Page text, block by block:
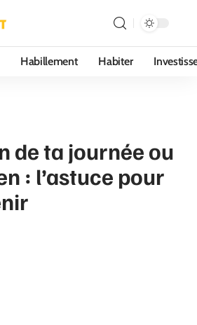
Habillement Habiter
de ta journée ou
: l’astuce pour